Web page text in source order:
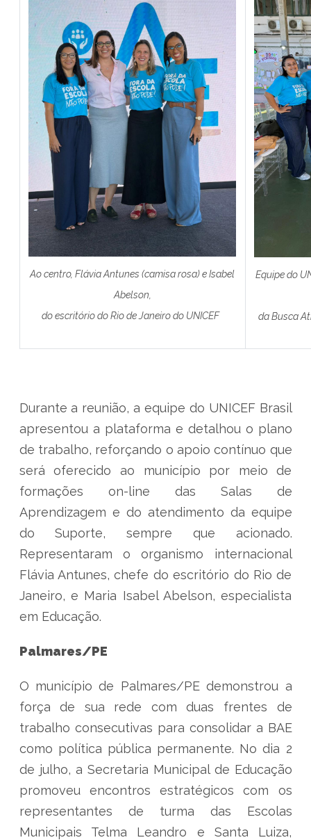
Ao centro, Flávia Antunes (camisa rosa) e Isabel
Abelson,
do escritório do Rio de Janeiro do UNICEF
Equipe do
da Busca
Durante a reunião, a equipe do UNICEF Brasil
apresentou a plataforma e detalhou o plano
de trabalho, reforçando o apoio contínuo que
será oferecido ao município por meio de
formações on-line das Salas de
Aprendizagem e do atendimento da equipe
do Suporte, sempre que acionado.
Representaram o organismo internacional
Flávia Antunes, chefe do escritório do Rio de
Janeiro, e Maria Isabel Abelson, especialista
em Educação.
Palmares/PE
O município de Palmares/PE demonstrou a
força de sua rede com duas frentes de
trabalho consecutivas para consolidar a BAE
como política pública permanente. No dia 2
de julho, a Secretaria Municipal de Educação
promoveu encontros estratégicos com os
representantes de turma das Escolas
Municipais Telma Leandro e Santa Luiza,